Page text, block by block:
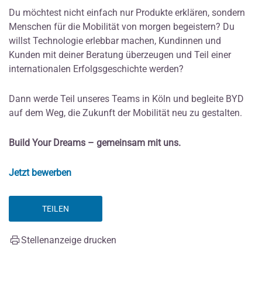
Du möchtest nicht einfach nur Produkte erklären, sondern
Menschen für die Mobilität von morgen begeistern? Du
willst Technologie erlebbar machen, Kundinnen und
Kunden mit deiner Beratung überzeugen und Teil einer
internationalen Erfolgsgeschichte werden?
Dann werde Teil unseres Teams in Köln und begleite BYD
auf dem Weg, die Zukunft der Mobilität neu zu gestalten.
Build Your Dreams – gemeinsam mit uns.
Jetzt bewerben
TEILEN
Stellenanzeige drucken